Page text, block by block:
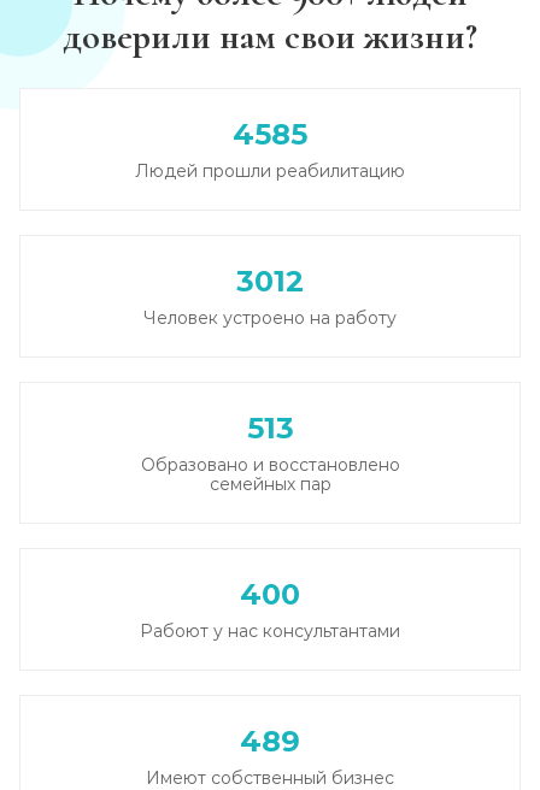
Каннабиоидная детоксикация
Лечение зависимости от героина
Лечение зависимости от амфетамина
от 6 000 ₽/сутки
доверили нам свои жизни?
4585
Людей прошли реабилитацию
3012
Человек устроено на работу
513
Образовано и восстановлено
семейных пар
400
Рабоют у нас консультантами
489
Имеют собственный бизнес